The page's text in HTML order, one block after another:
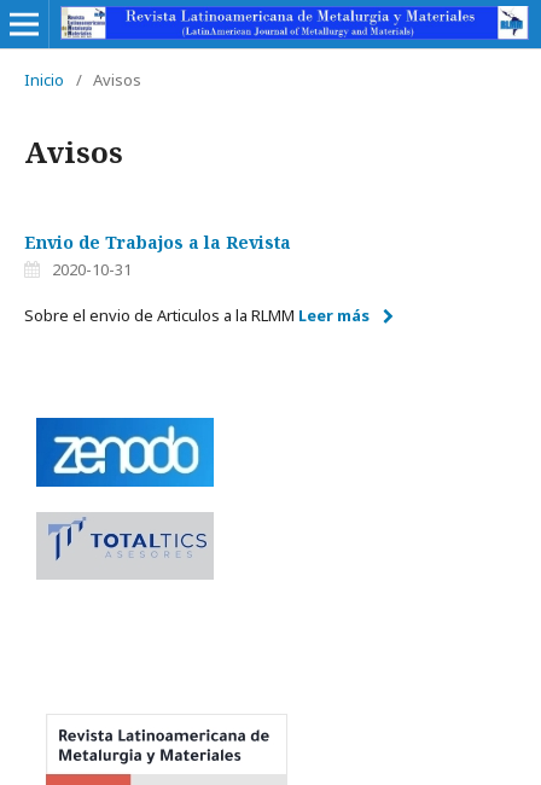
Inicio / Avisos
Avisos
Envio de Trabajos a la Revista
2020-10-31
Sobre el envio de Articulos a la RLMM Leer más